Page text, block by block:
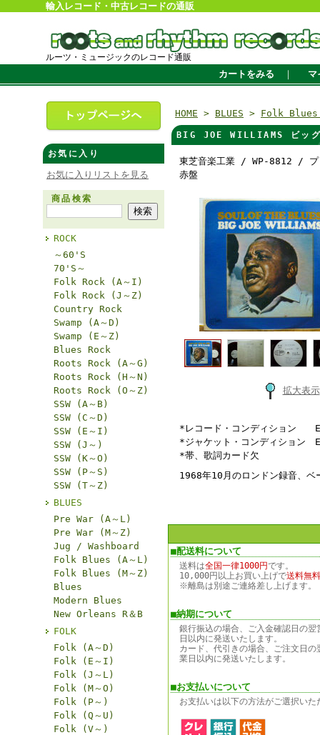
輸入レコード・中古レコードの通販
ルーツ・ミュージックのレコード通販
カートをみる ｜ マ
お気に入り
お気に入りリストを見る
商品検索
ROCK
～60'S
70'S～
Folk Rock (A～I)
Folk Rock (J～Z)
Country Rock
Swamp (A～D)
Swamp (E～Z)
Blues Rock
Roots Rock (A～G)
Roots Rock (H～N)
Roots Rock (O～Z)
SSW (A～B)
SSW (C～D)
SSW (E～I)
SSW (J～)
SSW (K～O)
SSW (P～S)
SSW (T～Z)
BLUES
Pre War (A～L)
Pre War (M～Z)
Jug / Washboard
Folk Blues (A～L)
Folk Blues (M～Z)
Blues
Modern Blues
New Orleans R＆B
FOLK
Folk (A～D)
Folk (E～I)
Folk (J～L)
Folk (M～O)
Folk (P～)
Folk (Q～U)
Folk (V～)
HOME > BLUES > Folk Blues
BIG JOE WILLIAMS ビッ
東芝音楽工業 / WP-8812 /
赤盤
拡大表示
*レコード・コンディション
*ジャケット・コンディション
*帯、歌詞カード欠
1968年10月のロンドン録音、ベ
■配送料について
送料は全国一律1000円です。
10,000円以上お買い上げで送料無
※離島は別途ご連絡差し上げます。
■納期について
銀行振込の場合、ご入金確認日の翌
日以内に発送いたします。
カード、代引きの場合、ご注文日の
業日以内に発送いたします。
■お支払いについて
お支払いは以下の方法がご選択いた